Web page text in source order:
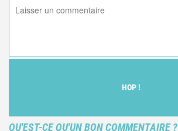
HOP !
QU'EST-CE QU'UN BON COMMENTAIRE ?